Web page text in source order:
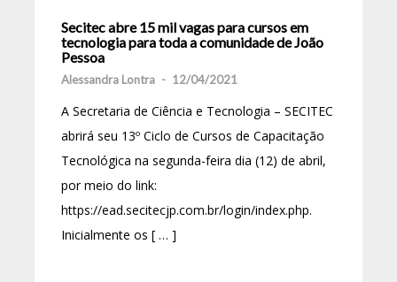
Secitec abre 15 mil vagas para cursos em
tecnologia para toda a comunidade de João
Pessoa
Alessandra Lontra - 12/04/2021
A Secretaria de Ciência e Tecnologia – SECITEC
abrirá seu 13º Ciclo de Cursos de Capacitação
Tecnológica na segunda-feira dia (12) de abril,
por meio do link:
https://ead.secitecjp.com.br/login/index.php.
Inicialmente os [ … ]